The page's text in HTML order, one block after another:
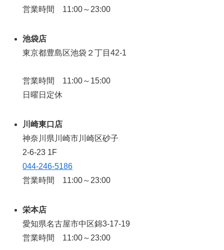
営業時間 11:00～23:00
池袋店
東京都豊島区池袋２丁目42-1
営業時間 11:00～15:00
日曜日定休
川崎東口店
神奈川県川崎市川崎区砂子
2-6-23 1F
044-246-5186
営業時間 11:00～23:00
栄本店
愛知県名古屋市中区錦3-17-19
営業時間 11:00～23:00